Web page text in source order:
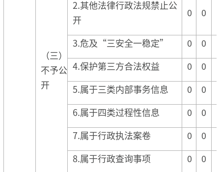
（三）
不予公
开
2.其他法律行政法规禁止公
开
0 0
3.危及“三安全一稳定” 0 0
4.保护第三方合法权益
0 0
5.属于三类内部事务信息
0 0
6.属于四类过程性信息
0 0
7.属于行政执法案卷
0 0
8.属于行政查询事项
0 0